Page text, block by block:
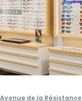
de la Résistance